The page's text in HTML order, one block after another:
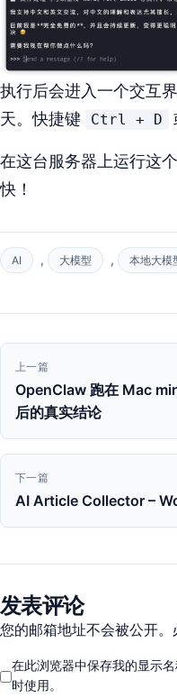
执行后会进入一个交互
天。快捷键
Ctrl + D
在这台服务器上运行这
快！
AI , 大模型 , 本地大模
文
章
导
航
上一篇
OpenClaw 跑在 Mac
后的真实结论
下一篇
AI Article Collector –
发表评论
您的邮箱地址不会被公开
在此浏览器中保存我的显示
时使用。